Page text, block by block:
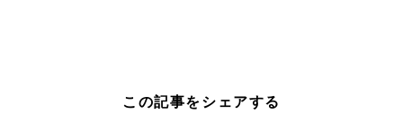
この記事をシェアする